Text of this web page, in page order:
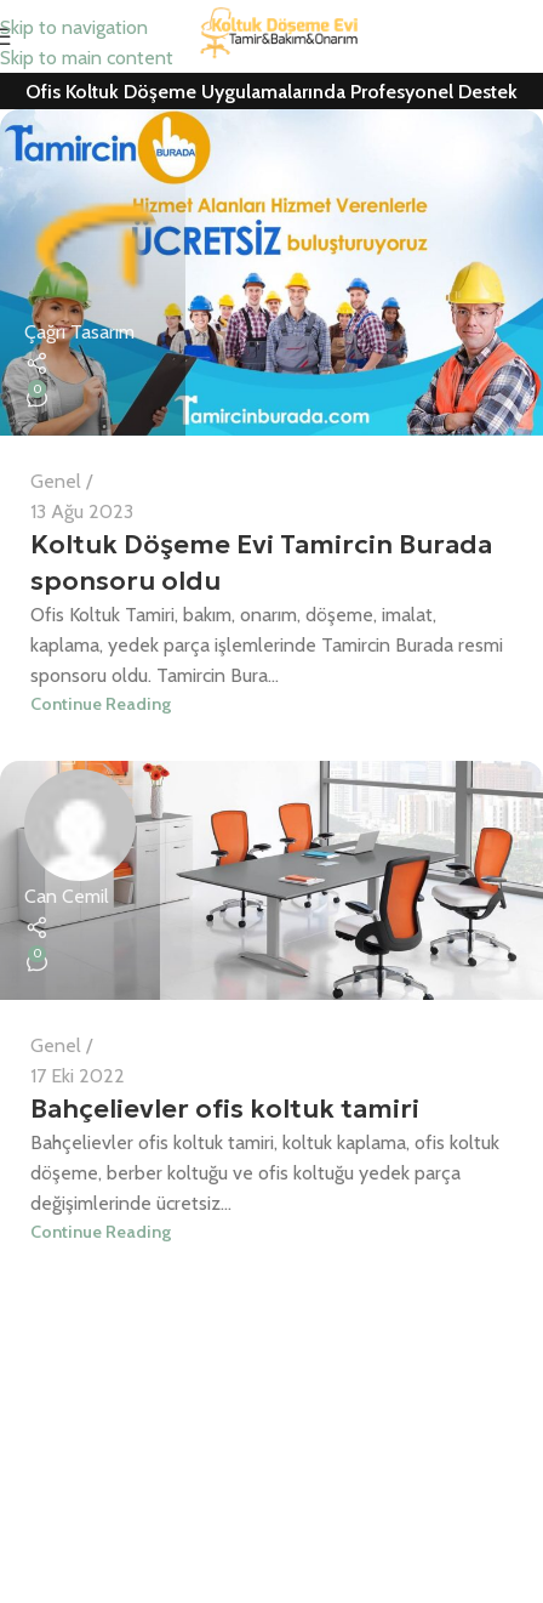
Skip to navigation
Skip to main content
Ofis Koltuk Döşeme Uygulamalarında Profesyonel Destek
Çağrı Tasarım
0
Genel
13 Ağu 2023
Koltuk Döşeme Evi Tamircin Burada
sponsoru oldu
Ofis Koltuk Tamiri, bakım, onarım, döşeme, imalat,
kaplama, yedek parça işlemlerinde Tamircin Burada resmi
sponsoru oldu. Tamircin Bura...
Continue Reading
Can Cemil
0
Genel
17 Eki 2022
Bahçelievler ofis koltuk tamiri
Bahçelievler ofis koltuk tamiri, koltuk kaplama, ofis koltuk
döşeme, berber koltuğu ve ofis koltuğu yedek parça
değişimlerinde ücretsiz...
Continue Reading